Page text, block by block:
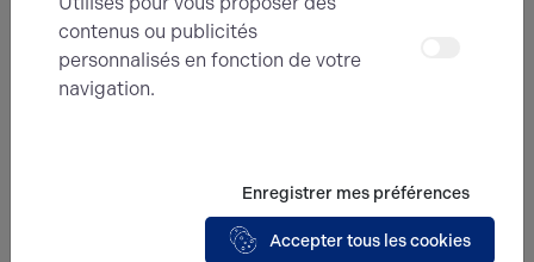
prenez contact !
Nom*
contenus ou publicités
personnalisés en fonction de votre
navigation.
Enregistrer mes préférences
Accepter tous les cookies